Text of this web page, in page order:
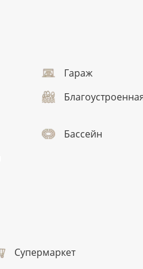
Гараж
Бассейн
Супермаркет